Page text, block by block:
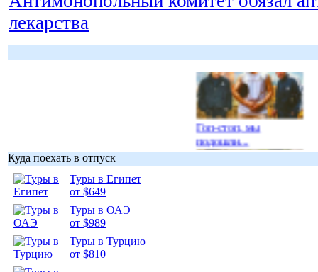
лекарства
Гоп-стоп, мы
подошли...
Куда поехать в отпуск
Туры в Египет
от $649
Туры в ОАЭ
от $989
Туры в Турцию
от $810